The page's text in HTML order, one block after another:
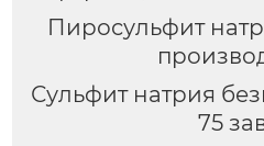
Пиросульфит
Сульфит натрия
75